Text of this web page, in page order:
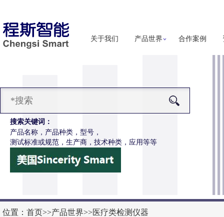
关于我们 产品世界 合作案例
搜索关键词：
产品名称，产品种类，型号，
测试标准或规范，生产商，技术种类，应用等等
电动轮椅车按键开关耐用性测试仪
位置： 首页>>产品世界>>医疗类检测仪器